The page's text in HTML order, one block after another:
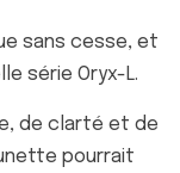
sans cesse, et
série Oryx-L.
de clarté et de
pourrait